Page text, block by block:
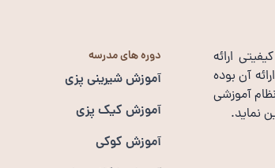
ارائه
آن بوده
آموزشی
نماید.
دوره های مدرسه
آموزش شیرینی پزی
آموزش کیک پزی
آموزش کوکی